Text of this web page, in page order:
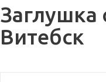
Заглушка
Витебск